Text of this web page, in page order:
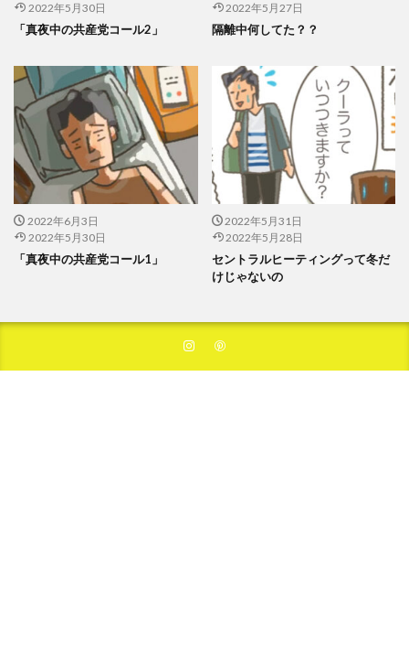
2022年5月30日
「真夜中の共産党コール2」
2022年5月27日
隔離中何してた？？
2022年6月3日
2022年5月30日
「真夜中の共産党コール1」
2022年5月31日
2022年5月28日
セントラルヒーティングって冬だ
けじゃないの